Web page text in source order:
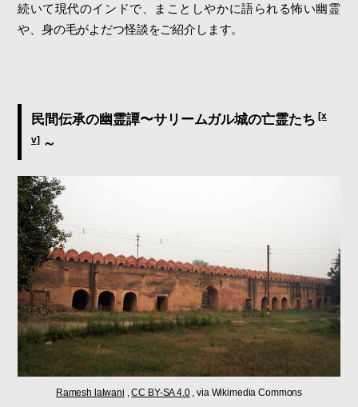
続いて現代のインドで、まことしやかに語られる怖い幽霊
や、身の毛がよだつ怪談をご紹介します。
民間伝承の幽霊譚〜サリームガル城の亡霊たち [x
v] ～
Ramesh lalwani ,CC BY-SA 4.0, via Wikimedia Commons